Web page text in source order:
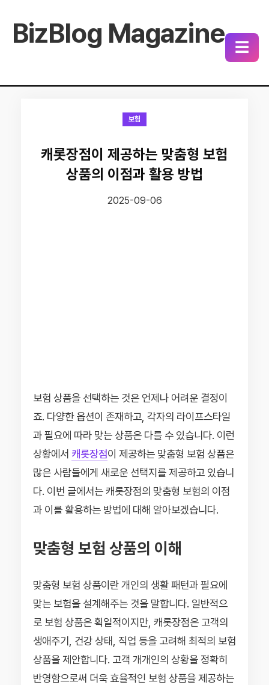
BizBlog Magazine ☰
보험
캐롯장점이 제공하는 맞춤형 보험
상품의 이점과 활용 방법
2025-09-06
보험 상품을 선택하는 것은 언제나 어려운 결정이
죠. 다양한 옵션이 존재하고, 각자의 라이프스타일
과 필요에 따라 맞는 상품은 다를 수 있습니다. 이런
상황에서 캐롯장점이 제공하는 맞춤형 보험 상품은
많은 사람들에게 새로운 선택지를 제공하고 있습니
다. 이번 글에서는 캐롯장점의 맞춤형 보험의 이점
과 이를 활용하는 방법에 대해 알아보겠습니다.
맞춤형 보험 상품의 이해
맞춤형 보험 상품이란 개인의 생활 패턴과 필요에
맞는 보험을 설계해주는 것을 말합니다. 일반적으
로 보험 상품은 획일적이지만, 캐롯장점은 고객의
생애주기, 건강 상태, 직업 등을 고려해 최적의 보험
상품을 제안합니다. 고객 개개인의 상황을 정확히
반영함으로써 더욱 효율적인 보험 상품을 제공하는